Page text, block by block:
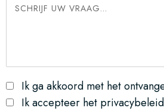
Ik ga akkoord met het
Ik accepteer het